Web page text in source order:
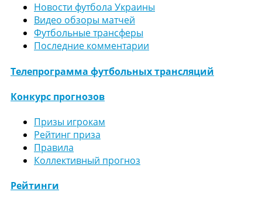
Новости футбола Украины
Видео обзоры матчей
Футбольные трансферы
Последние комментарии
Телепрограмма футбольных трансляций
Конкурс прогнозов
Призы игрокам
Рейтинг приза
Правила
Коллективный прогноз
Рейтинги